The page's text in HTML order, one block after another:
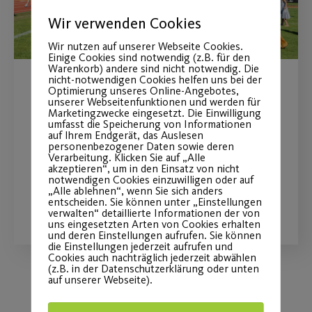
Post SV beim Bewegungstag
„Ball“
am 16.08.2026 auf der Wöhrder Wiese
WEITERLESEN
Load More
Wir verwenden Cookies
Wir nutzen auf unserer Webseite Cookies.
Einige Cookies sind notwendig (z.B. für den
Warenkorb) andere sind nicht notwendig. Die
nicht-notwendigen Cookies helfen uns bei der
Optimierung unseres Online-Angebotes,
unserer Webseitenfunktionen und werden für
Marketingzwecke eingesetzt. Die Einwilligung
umfasst die Speicherung von Informationen
auf Ihrem Endgerät, das Auslesen
personenbezogener Daten sowie deren
Verarbeitung. Klicken Sie auf „Alle
akzeptieren“, um in den Einsatz von nicht
notwendigen Cookies einzuwilligen oder auf
„Alle ablehnen“, wenn Sie sich anders
entscheiden. Sie können unter „Einstellungen
verwalten“ detaillierte Informationen der von
uns eingesetzten Arten von Cookies erhalten
und deren Einstellungen aufrufen. Sie können
die Einstellungen jederzeit aufrufen und
Cookies auch nachträglich jederzeit abwählen
(z.B. in der Datenschutzerklärung oder unten
auf unserer Webseite).